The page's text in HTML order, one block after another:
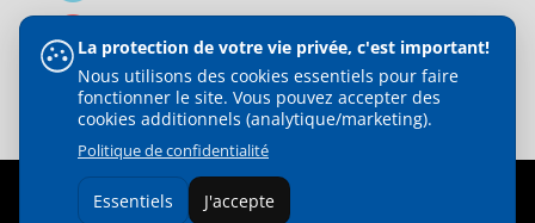
Services municipaux
© 2021 Municipalité de Nominingue | Tous droits réservés |
Web Design :Direct Média Plus Inc
La protection de votre vie privée, c'est important!
Nous utilisons des cookies essentiels pour faire
fonctionner le site. Vous pouvez accepter des
cookies additionnels (analytique/marketing).
Politique de confidentialité
Essentiels J'accepte